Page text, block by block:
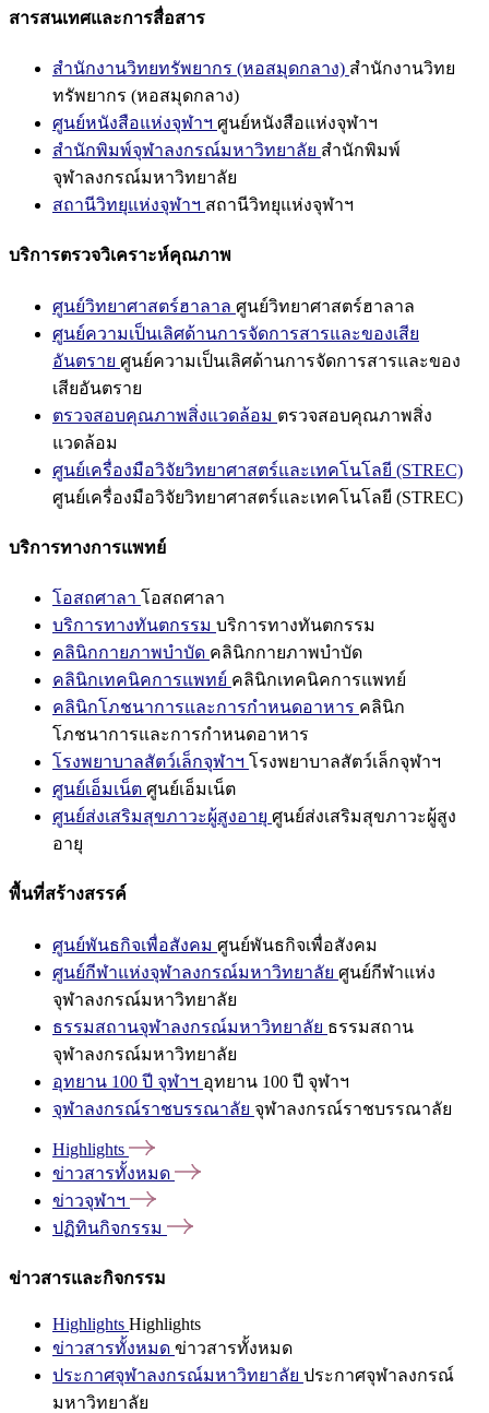
สารสนเทศและการสื่อสาร
สำนักงานวิทยทรัพยากร (หอสมุดกลาง) สำนักงานวิทย
ทรัพยากร (หอสมุดกลาง)
ศูนย์หนังสือแห่งจุฬาฯ ศูนย์หนังสือแห่งจุฬาฯ
สำนักพิมพ์จุฬาลงกรณ์มหาวิทยาลัย สำนักพิมพ์
จุฬาลงกรณ์มหาวิทยาลัย
สถานีวิทยุแห่งจุฬาฯ สถานีวิทยุแห่งจุฬาฯ
บริการตรวจวิเคราะห์คุณภาพ
ศูนย์วิทยาศาสตร์ฮาลาล ศูนย์วิทยาศาสตร์ฮาลาล
ศูนย์ความเป็นเลิศด้านการจัดการสารและของเสีย
อันตราย ศูนย์ความเป็นเลิศด้านการจัดการสารและของ
เสียอันตราย
ตรวจสอบคุณภาพสิ่งแวดล้อม ตรวจสอบคุณภาพสิ่ง
แวดล้อม
ศูนย์เครื่องมือวิจัยวิทยาศาสตร์และเทคโนโลยี (STREC)
ศูนย์เครื่องมือวิจัยวิทยาศาสตร์และเทคโนโลยี (STREC)
บริการทางการแพทย์
โอสถศาลา โอสถศาลา
บริการทางทันตกรรม บริการทางทันตกรรม
คลินิกกายภาพบำบัด คลินิกกายภาพบำบัด
คลินิกเทคนิคการแพทย์ คลินิกเทคนิคการแพทย์
คลินิกโภชนาการและการกำหนดอาหาร คลินิก
โภชนาการและการกำหนดอาหาร
โรงพยาบาลสัตว์เล็กจุฬาฯ โรงพยาบาลสัตว์เล็กจุฬาฯ
ศูนย์เอ็มเน็ต ศูนย์เอ็มเน็ต
ศูนย์ส่งเสริมสุขภาวะผู้สูงอายุ ศูนย์ส่งเสริมสุขภาวะผู้สูง
อายุ
พื้นที่สร้างสรรค์
ศูนย์พันธกิจเพื่อสังคม ศูนย์พันธกิจเพื่อสังคม
ศูนย์กีฬาแห่งจุฬาลงกรณ์มหาวิทยาลัย ศูนย์กีฬาแห่ง
จุฬาลงกรณ์มหาวิทยาลัย
ธรรมสถานจุฬาลงกรณ์มหาวิทยาลัย ธรรมสถาน
จุฬาลงกรณ์มหาวิทยาลัย
อุทยาน 100 ปี จุฬาฯ อุทยาน 100 ปี จุฬาฯ
จุฬาลงกรณ์ราชบรรณาลัย จุฬาลงกรณ์ราชบรรณาลัย
Highlights
ข่าวสารทั้งหมด
ข่าวจุฬาฯ
ปฏิทินกิจกรรม
ข่าวสารและกิจกรรม
Highlights Highlights
ข่าวสารทั้งหมด ข่าวสารทั้งหมด
ประกาศจุฬาลงกรณ์มหาวิทยาลัย ประกาศจุฬาลงกรณ์
มหาวิทยาลัย